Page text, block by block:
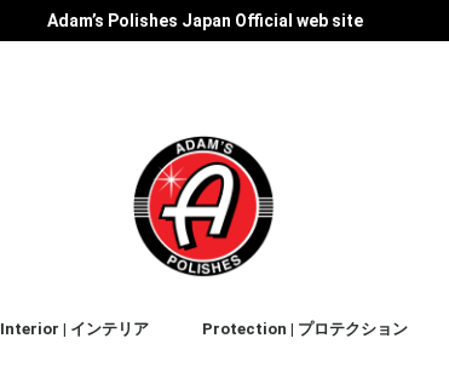
Adam’s Polishes Japan Official web site
Interior | インテリア Protection | プロテクション